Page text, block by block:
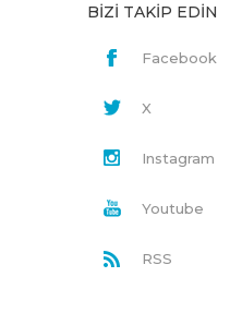
BİZİ TAKİP EDİN
Facebook
X
Instagram
Youtube
RSS